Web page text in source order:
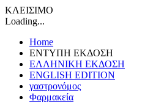
ΚΛΕΙΣΙΜΟ
Loading...
Home
ΕΝΤΥΠΗ ΕΚΔΟΣΗ
ΕΛΛΗΝΙΚΗ ΕΚΔΟΣΗ
ENGLISH EDITION
γαστρονόμος
Φαρμακεία